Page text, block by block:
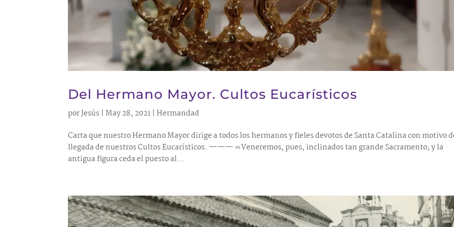
Del Hermano Mayor. Cultos Eucarísticos
porJesús |May 28, 2021 |Hermandad
Carta que nuestro Hermano Mayor dirige a todos los hermanos y fieles devotos de Santa Catalina con motivo
llegada de nuestros Cultos Eucarísticos. ——— «Veneremos, pues, inclinados tan grande Sacramento; y la
antigua figura ceda el puesto al...